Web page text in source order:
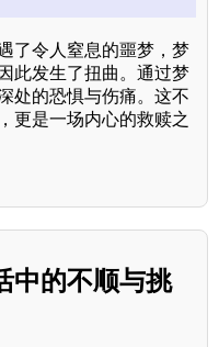
了令人窒息的噩梦，梦
此发生了扭曲。通过梦
处的恐惧与伤痛。这不
更是一场内心的救赎之
中的不顺与挑